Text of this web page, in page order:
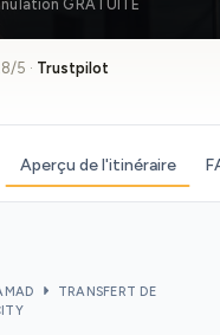
GRATUITE
5 · Trustpilot
Aperçu de l'itinéraire
TRANSFERT DE